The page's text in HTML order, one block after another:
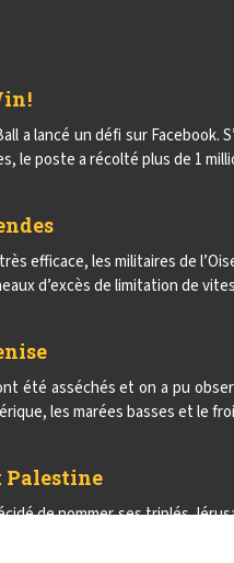
!
a lancé un défi sur
le poste a récolté plus de 1
efficace, les militaires de
d’excès de limitation de
été asséchés et on a pu
les marées basses et le
Palestine
de nommer ses triplés